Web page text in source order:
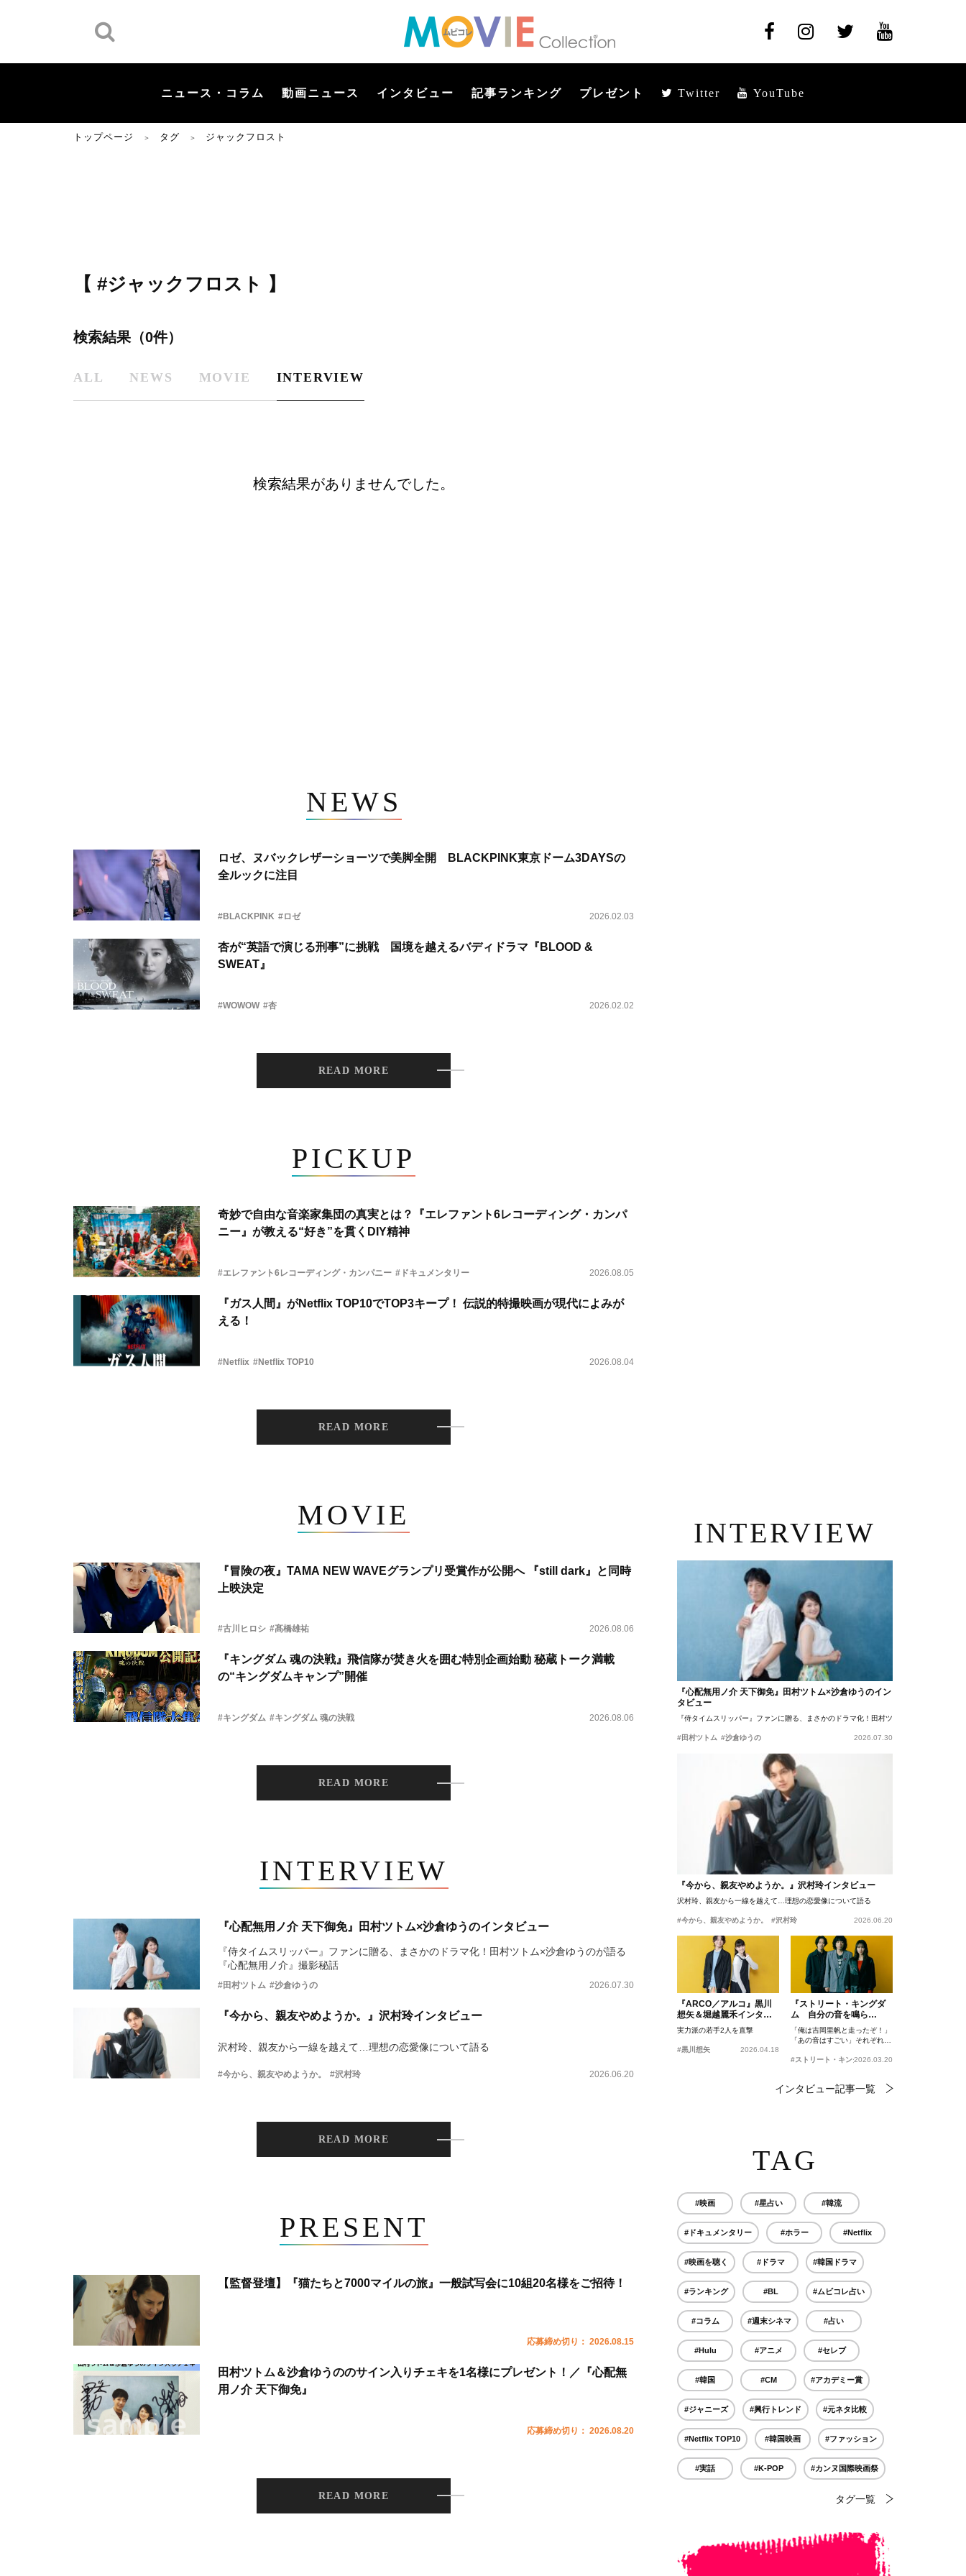
ニュース・コラム 動画ニュース インタビュー 記事ランキング プレゼント Twitter YouTube
トップページ ＞ タグ ＞ ジャックフロスト
【 #ジャックフロスト 】
検索結果（0件）
ALL NEWS MOVIE INTERVIEW
検索結果がありませんでした。
NEWS
ロゼ、ヌバックレザーショーツで美脚全開 BLACKPINK東京ドーム3DAYSの
全ルックに注目
#BLACKPINK #ロゼ 2026.02.03
杏が“英語で演じる刑事”に挑戦 国境を越えるバディドラマ『BLOOD &
SWEAT』
#WOWOW #杏 2026.02.02
READ MORE
PICKUP
奇妙で自由な音楽家集団の真実とは？『エレファント6レコーディング・カンパ
ニー』が教える“好き”を貫くDIY精神
#エレファント6レコーディング・カンパニー #ドキュメンタリー 2026.08.05
『ガス人間』がNetflix TOP10でTOP3キープ！ 伝説的特撮映画が現代によみが
える！
#Netflix #Netflix TOP10 2026.08.04
READ MORE
MOVIE
『冒険の夜』TAMA NEW WAVEグランプリ受賞作が公開へ 『still dark』と同時
上映決定
#古川ヒロシ #髙橋雄祐 2026.08.06
『キングダム 魂の決戦』飛信隊が焚き火を囲む特別企画始動 秘蔵トーク満載
の“キングダムキャンプ”開催
#キングダム #キングダム 魂の決戦 2026.08.06
READ MORE
INTERVIEW
『心配無用ノ介 天下御免』田村ツトム×沙倉ゆうのインタビュー
『侍タイムスリッパー』ファンに贈る、まさかのドラマ化！田村ツトム×沙倉ゆうのが語る
『心配無用ノ介』撮影秘話
#田村ツトム #沙倉ゆうの 2026.07.30
『今から、親友やめようか。』沢村玲インタビュー
沢村玲、親友から一線を越えて…理想の恋愛像について語る
#今から、親友やめようか。 #沢村玲 2026.06.20
READ MORE
PRESENT
【監督登壇】『猫たちと7000マイルの旅』一般試写会に10組20名様をご招待！
応募締め切り： 2026.08.15
田村ツトム＆沙倉ゆうののサイン入りチェキを1名様にプレゼント！／『心配無
用ノ介 天下御免』
応募締め切り： 2026.08.20
READ MORE
INTERVIEW
『心配無用ノ介 天下御免』田村ツトム×沙倉ゆうのイン
タビュー
『侍タイムスリッパー』ファンに贈る、まさかのドラマ化！田村ツトム×沙倉ゆうのが語
#田村ツトム #沙倉ゆうの 2026.07.30
『今から、親友やめようか。』沢村玲インタビュー
沢村玲、親友から一線を越えて…理想の恋愛像について語る
#今から、親友やめようか。 #沢村玲 2026.06.20
『ARCO／アルコ』黒川
想矢＆堀越麗禾インタビ
ュー
実力派の若手2人を直撃
#黒川想矢 2026.04.18
『ストリート・キングダ
ム 自分の音を鳴ら
せ。』峯田和伸、若葉竜
也、吉岡里帆インタビュ
ー
「俺は吉岡里帆と走ったぞ！」
「あの音はすごい」それぞれの
#ストリート・キングダム 自分の音を鳴らせ。
2026.03.20
インタビュー記事一覧
TAG
#映画 #星占い #韓流
#ドキュメンタリー #ホラー #Netflix
#映画を聴く #ドラマ #韓国ドラマ
#ランキング #BL #ムビコレ占い
#コラム #週末シネマ #占い
#Hulu #アニメ #セレブ
#韓国 #CM #アカデミー賞
#ジャニーズ #興行トレンド #元ネタ比較
#Netflix TOP10 #韓国映画 #ファッション
#実話 #K-POP #カンヌ国際映画祭
タグ一覧